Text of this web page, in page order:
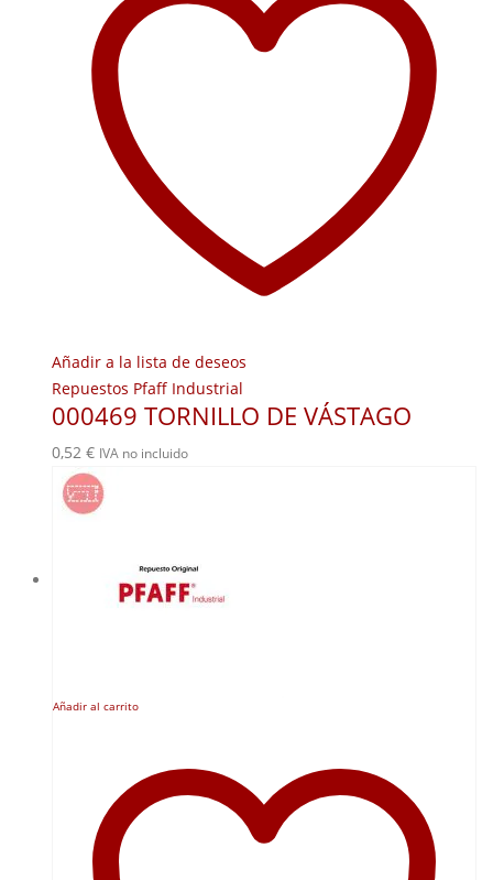
Añadir a la lista de deseos
Repuestos Pfaff Industrial
000469 TORNILLO DE VÁSTAGO
0,52 € IVA no incluido
Añadir al carrito